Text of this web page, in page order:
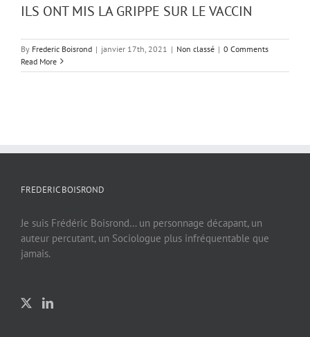
ILS ONT MIS LA GRIPPE SUR LE VACCIN
By Frederic Boisrond | janvier 17th, 2021 | Non classé | 0 Comments
Read More
FREDERIC BOISROND
Je suis Frédéric Boisrond… un personnage décapant, un
auteur percutant, un Sociologue plus infréquentable que
jamais.